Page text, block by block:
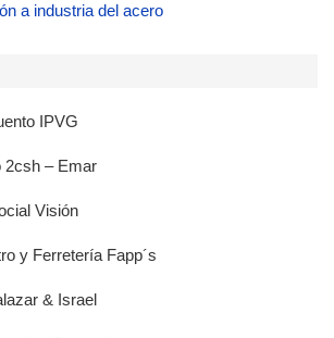
a industria del acero
IPVG
2csh – Emar
Visión
y Ferretería Fapp´s
& Israel